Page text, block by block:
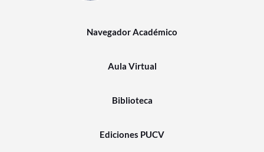
Navegador Académico
Aula Virtual
Biblioteca
Ediciones PUCV